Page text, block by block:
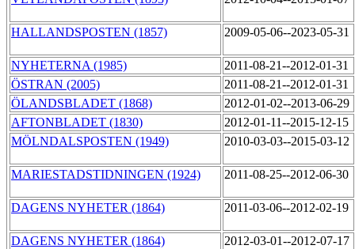
HALLANDSPOSTEN (1857) 2009-05-06--2023-05-31
NYHETERNA (1985)
2011-08-21--2012-01-31
ÖSTRAN (2005)
2011-08-21--2012-01-31
ÖLANDSBLADET (1868)
2012-01-02--2013-06-29
AFTONBLADET (1830)
2012-01-11--2015-12-15
MÖLNDALSPOSTEN (1949)
2010-03-03--2015-03-12
MARIESTADSTIDNINGEN (1924) 2011-08-25--2012-06-30
DAGENS NYHETER (1864) 2011-03-06--2012-02-19
DAGENS NYHETER (1864) 2012-03-01--2012-07-17